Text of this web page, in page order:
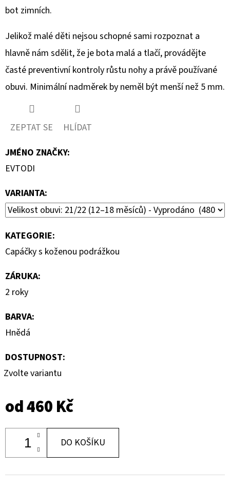
bot zimních.
Jelikož malé děti nejsou schopné sami rozpoznat a
hlavně nám sdělit, že je bota malá a tlačí, provádějte
časté preventivní kontroly růstu nohy a právě používané
obuvi. Minimální nadměrek by neměl být menší než 5 mm.
ZEPTAT SE
HLÍDAT
JMÉNO ZNAČKY:
EVTODI
VARIANTA:
KATEGORIE:
Capáčky s koženou podrážkou
ZÁRUKA:
2 roky
BARVA:
Hnědá
DOSTUPNOST:
Zvolte variantu
od460 Kč
DO KOŠÍKU